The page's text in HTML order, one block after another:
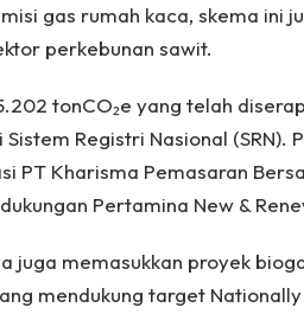
gas rumah kaca, skema ini
perkebunan sawit.
tonCO₂e yang telah
Registri Nasional (SRN).
PT Kharisma Pemasaran
Pertamina New &
juga memasukkan proyek
mendukung target